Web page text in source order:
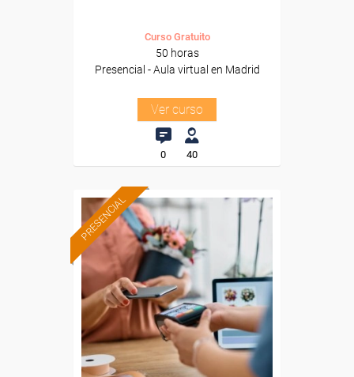
Curso Gratuito
50 horas
Presencial - Aula virtual en Madrid
Ver curso
0 40
PRESENCIAL
Formación 100%
subvencionada.
Para desempleados,
trabajadores y autónomos
de Cantabria.
Para todos los sectores.